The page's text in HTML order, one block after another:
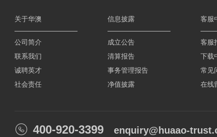
关于华澳
公司简介
联系我们
诚聘英才
社会责任
信息披露
成立公告
清算报告
事务管理报告
净值披露
客服
客服
下载
常见
在线
 400-920-3399 enquiry@huaao-